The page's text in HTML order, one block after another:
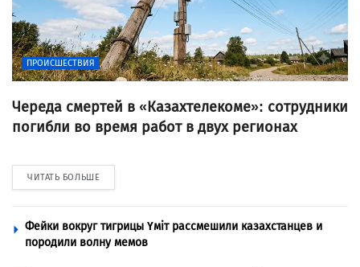
ПРОИСШЕСТВИЯ
Череда смертей в «Казахтелекоме»: сотрудники
погибли во время работ в двух регионах
ЧИТАТЬ БОЛЬШЕ
Фейки вокруг тигрицы Үміт рассмешили казахстанцев и
породили волну мемов